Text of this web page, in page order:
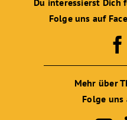
Du interessierst Dich
Folge uns auf
Mehr über
Folge uns